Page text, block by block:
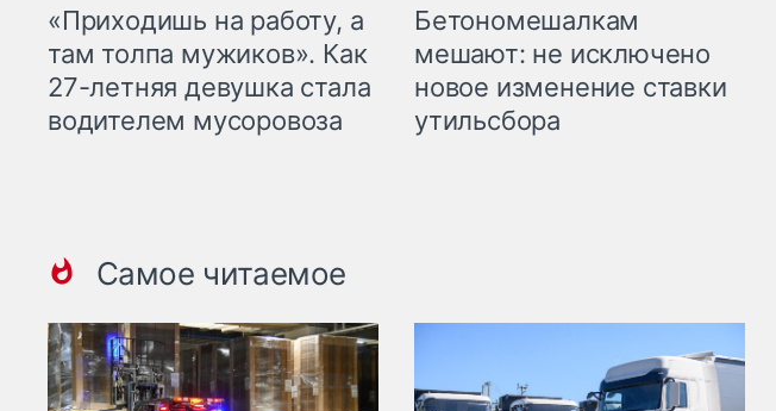
«Приходишь на работу, а
там толпа мужиков». Как
27-летняя девушка стала
водителем мусоровоза
Бетономешалкам
мешают: не исключено
новое изменение ставки
утильсбора
Самое читаемое